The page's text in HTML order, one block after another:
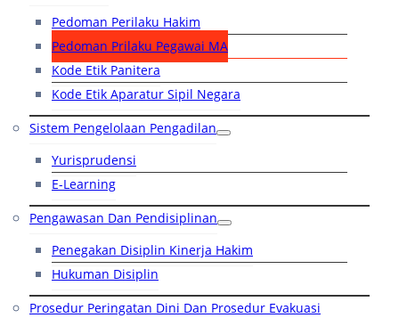
Pedoman Perilaku Hakim
Pedoman Prilaku Pegawai MA
Kode Etik Panitera
Kode Etik Aparatur Sipil Negara
Sistem Pengelolaan Pengadilan
Yurisprudensi
E-Learning
Pengawasan Dan Pendisiplinan
Penegakan Disiplin Kinerja Hakim
Hukuman Disiplin
Prosedur Peringatan Dini Dan Prosedur Evakuasi